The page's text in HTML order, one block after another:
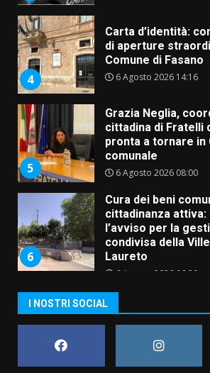
4
Carta d’identità:
di aperture
Comune di Fasano
6 Agosto 2026 14:16
5
Grazia Neglia,
cittadina di Fratelli
pronta a tornare in
comunale
6 Agosto 2026 08:00
6
Cura dei beni
cittadinanza attiva:
l’avviso per la
condivisa della
Laureto
6 Agosto 2026 06:20
assoluta de
Belvedere. Il
6 Agosto 2026 06:15
I NOSTRI SOCIAL